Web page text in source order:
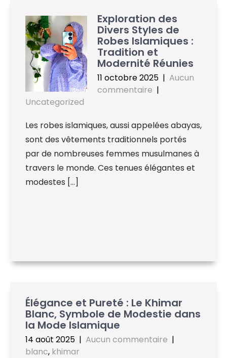
Exploration des
Divers Styles de
Robes Islamiques :
Tradition et
Modernité Réunies
11 octobre 2025 | Aucun
commentaire |
Uncategorized
Les robes islamiques, aussi appelées abayas,
sont des vêtements traditionnels portés
par de nombreuses femmes musulmanes à
travers le monde. Ces tenues élégantes et
modestes […]
Élégance et Pureté : Le Khimar
Blanc, Symbole de Modestie dans
la Mode Islamique
14 août 2025 | Aucun commentaire |
blanc, khimar